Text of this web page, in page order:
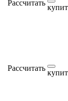
Рассчитать
Рассчитать